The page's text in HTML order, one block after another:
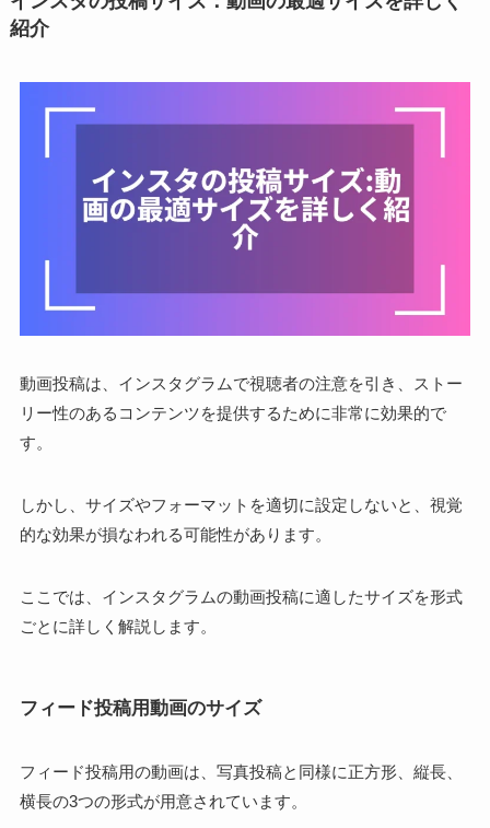
紹介
動画投稿は、インスタグラムで視聴者の注意を引き、ストー
リー性のあるコンテンツを提供するために非常に効果的で
す。
しかし、サイズやフォーマットを適切に設定しないと、視覚
的な効果が損なわれる可能性があります。
ここでは、インスタグラムの動画投稿に適したサイズを形式
ごとに詳しく解説します。
フィード投稿用動画のサイズ
フィード投稿用の動画は、写真投稿と同様に正方形、縦長、
横長の3つの形式が用意されています。